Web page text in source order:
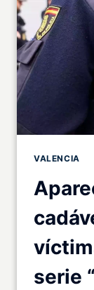
VALENCIA
serie